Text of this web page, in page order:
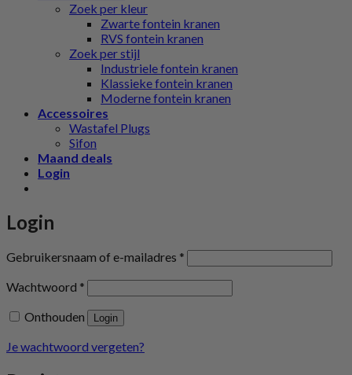
Zoek per kleur
Zwarte fontein kranen
RVS fontein kranen
Zoek per stijl
Industriele fontein kranen
Klassieke fontein kranen
Moderne fontein kranen
Accessoires
Wastafel Plugs
Sifon
Maand deals
Login
Login
Gebruikersnaam of e-mailadres * Vereist
Wachtwoord * Vereist
Onthouden Login
Je wachtwoord vergeten?